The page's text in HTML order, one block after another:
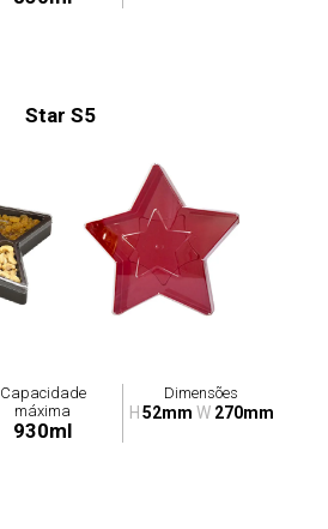
Star S5
Capacidade
máxima
930ml
Dimensões
H 52mm W 270mm